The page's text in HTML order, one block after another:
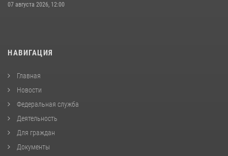
07 августа 2026, 12:00
НАВИГАЦИЯ
Главная
Новости
Федеральная служба
Деятельность
Для граждан
Документы